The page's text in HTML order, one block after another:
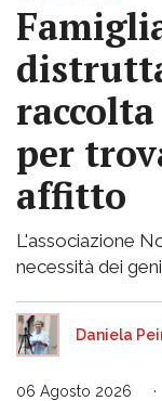
per
affitto
L'associazione
necessità dei
Daniela
06 Agosto 2026